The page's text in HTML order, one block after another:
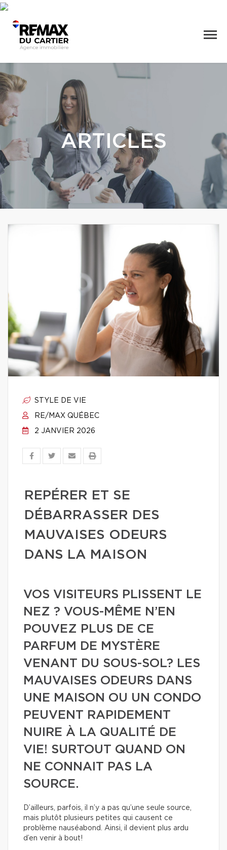
ARTICLES
STYLE DE VIE
RE/MAX QUÉBEC
2 JANVIER 2026
REPÉRER ET SE
DÉBARRASSER DES
MAUVAISES ODEURS
DANS LA MAISON
VOS VISITEURS PLISSENT LE
NEZ ? VOUS-MÊME N’EN
POUVEZ PLUS DE CE
PARFUM DE MYSTÈRE
VENANT DU SOUS-SOL? LES
MAUVAISES ODEURS DANS
UNE MAISON OU UN CONDO
PEUVENT RAPIDEMENT
NUIRE À LA QUALITÉ DE
VIE! SURTOUT QUAND ON
NE CONNAIT PAS LA
SOURCE.
D’ailleurs, parfois, il n’y a pas qu’une seule source,
mais plutôt plusieurs petites qui causent ce
problème nauséabond. Ainsi, il devient plus ardu
d’en venir à bout!